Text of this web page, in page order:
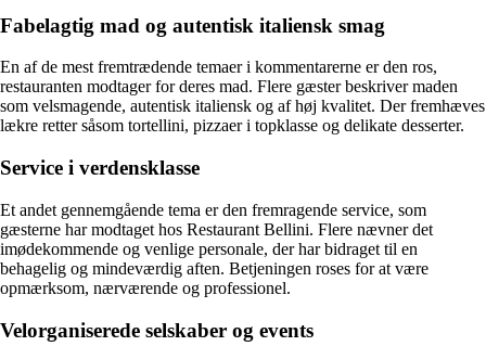
Fabelagtig mad og autentisk italiensk smag
En af de mest fremtrædende temaer i kommentarerne er den ros,
restauranten modtager for deres mad. Flere gæster beskriver maden
som velsmagende, autentisk italiensk og af høj kvalitet. Der fremhæves
lækre retter såsom tortellini, pizzaer i topklasse og delikate desserter.
Service i verdensklasse
Et andet gennemgående tema er den fremragende service, som
gæsterne har modtaget hos Restaurant Bellini. Flere nævner det
imødekommende og venlige personale, der har bidraget til en
behagelig og mindeværdig aften. Betjeningen roses for at være
opmærksom, nærværende og professionel.
Velorganiserede selskaber og events